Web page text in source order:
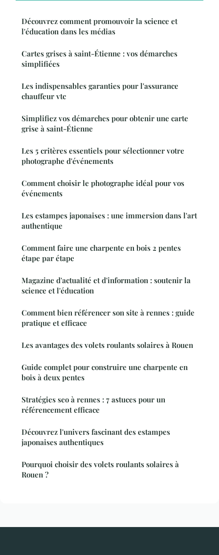
Découvrez comment promouvoir la science et
l'éducation dans les médias
Cartes grises à saint-Étienne : vos démarches
simplifiées
Les indispensables garanties pour l'assurance
chauffeur vtc
Simplifiez vos démarches pour obtenir une carte
grise à saint-Étienne
Les 5 critères essentiels pour sélectionner votre
photographe d'événements
Comment choisir le photographe idéal pour vos
événements
Les estampes japonaises : une immersion dans l'art
authentique
Comment faire une charpente en bois 2 pentes
étape par étape
Magazine d'actualité et d'information : soutenir la
science et l'éducation
Comment bien référencer son site à rennes : guide
pratique et efficace
Les avantages des volets roulants solaires à Rouen
Guide complet pour construire une charpente en
bois à deux pentes
Stratégies seo à rennes : 7 astuces pour un
référencement efficace
Découvrez l'univers fascinant des estampes
japonaises authentiques
Pourquoi choisir des volets roulants solaires à
Rouen ?